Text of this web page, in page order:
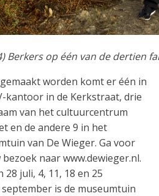
Berkers op één van de dertien
worden komt er één in
kantoor in de Kerkstraat, drie
van het cultuurcentrum
en de andere 9 in het
van De Wieger. Ga voor
naar www.dewieger.nl.
28 juli, 4, 11, 18 en 25
is de museumtuin